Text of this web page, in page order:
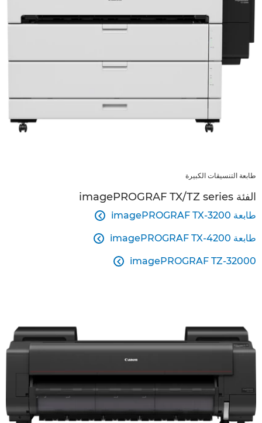
طابعة التنسيقات الكبيرة
الفئة imagePROGRAF TX/TZ series
طابعة imagePROGRAF TX-3200 
طابعة imagePROGRAF TX-4200 
imagePROGRAF TZ-32000
